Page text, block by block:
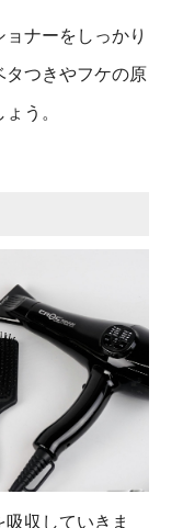
ナーをしっかり
タつきやフケの原
う。
収していきま